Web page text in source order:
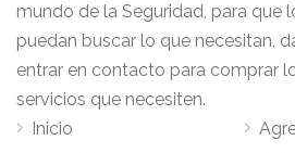
mundo de la Seguridad, para que
puedan buscar lo que necesitan,
entrar en contacto para comprar
servicios que necesiten.
Inicio